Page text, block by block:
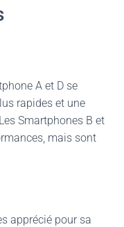
A et D se
rapides et une
Smartphones B et
mais sont
apprécié pour sa